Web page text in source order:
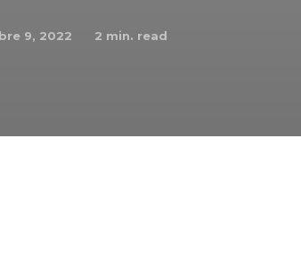
9, 2022 2 min. read